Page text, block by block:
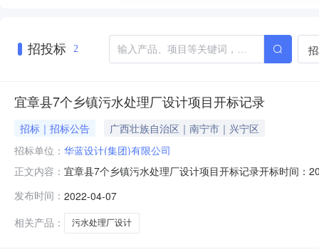
招投标 2
宜章县7个乡镇污水处理厂设计项目开标记录
招标｜招标公告
广西壮族自治区｜南宁市｜兴宁区
招标单位： 华蓝设计(集团)有限公司
正文内容： 宜章县7个乡镇污水处理厂设计项目开标记录开标时间
开艺设计集团有限公司;项目负责人:;报价:2548000.00元/
发布时间： 2022-04-07
相关产品：
污水处理厂设计